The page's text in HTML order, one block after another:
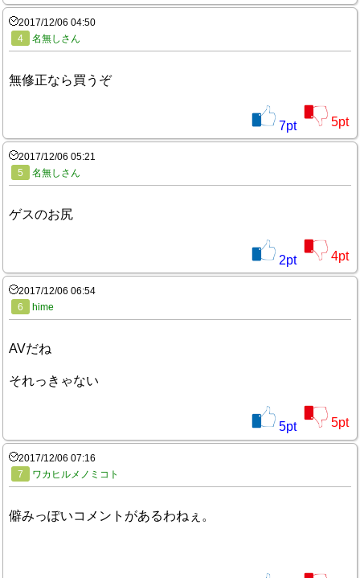
2017/12/06 04:50
4
名無しさん
無修正なら買うぞ
7pt 5pt
2017/12/06 05:21
5
名無しさん
ゲスのお尻
2pt 4pt
2017/12/06 06:54
6
hime
AVだね
それっきゃない
5pt 5pt
2017/12/06 07:16
7
ワカヒルメノミコト
僻みっぽいコメントがあるわねぇ。